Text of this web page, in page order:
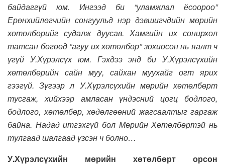
байдаггүй юм. Ингээд би “уламжлал ёсоороо”
Ерөнхийлөгчийн сонгуульд нэр дэвшигчдийн мөрийн
хөтөлбөрийг судалж дуусав. Хамгийн их сонирхол
татсан бөгөөд “агуу их хөтөлбөр” зохиосон нь яалт ч
үгүй У.Хүрэлсүх юм. Гэхдээ энд би У.Хүрэлсүхийн
хөтөлбөрийн сайн муу, сайхан муухайг огт ярих
гээгүй. Зүгээр л У.Хүрэлсүхийн мөрийн хөтөлбөрт
тусгаж, хийхээр амласан үндэсний цогц бодлого,
бодлого, хөтөлбөр, хөдөлгөөний жагсаалтыг гаргаж
байна. Надад итгэхгүй бол Мөрийн Хөтөлбөртэй нь
тулгаад шалгаад үзсэн ч болно…
У.Хүрэлсүхийн мөрийн хөтөлбөрт орсон